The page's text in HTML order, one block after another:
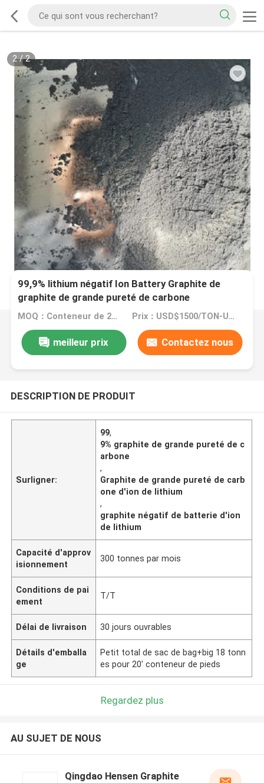
2/2
99,9% lithium négatif Ion Battery Graphite de
graphite de grande pureté de carbone
MOQ：Conteneur de 20 généralistes Prix：USD$1500/TON-USD$3000/TON
meilleur prix Contactez nous
DESCRIPTION DE PRODUIT
Surligner:
99,
9% graphite de grande pureté de c
arbone
,
Graphite de grande pureté de carb
one d'ion de lithium
,
graphite négatif de batterie d'ion
de lithium
Capacité d'approv
isionnement
300 tonnes par mois
Conditions de pai
ement
T/T
Délai de livraison 30 jours ouvrables
Détails d'emballa
ge
Petit total de sac de bag+big 18 tonn
es pour 20' conteneur de pieds
Regardez plus
AU SUJET DE NOUS
Qingdao Hensen Graphite